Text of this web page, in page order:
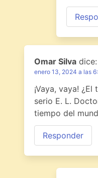
Omar Silva dice:
enero 13, 2024 a las
¡Vaya, vaya!
serio E. L.
tiempo del
Responder